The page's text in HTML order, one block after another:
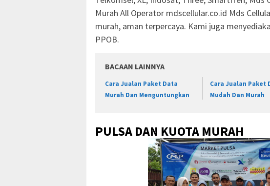
Murah All Operator mdscellular.co.id Mds
murah, aman terpercaya. Kami juga
PPOB.
BACAAN LAINNYA
Cara Jualan Paket Data
Murah Dan Menguntungkan
Cara Jualan Paket
Mudah Dan Murah
PULSA DAN KUOTA MURAH